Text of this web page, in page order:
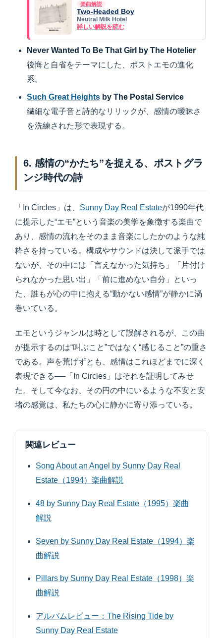
楽曲解説
Two-Headed Boy
Neutral Milk Hotel
詳しい解説を読む
Never Wanted To Be That Girl by The Hotelier
後悔と自省をテーマにした、ポストエモの進化
系。
Such Great Heights by The Postal Service
繊細な電子音と詩的なリリックが、感情の曖昧さ
を洗練された形で表現する。
6. 感情の“かたち”を捉える、ポストグラ
ンジ時代の詩
「In Circles」は、 Sunny Day Real Estateが1990年代
に提示した“エモ”という音楽の美学を象徴する楽曲で
あり、感情の流れをそのまま音楽にしたかのような純
粋さを持っている。構成やサウンドは決して派手では
ないが、その中には「言えなかった気持ち」「片付け
られなかった思い出」「前に進めない自分」といっ
た、誰もが心の中に抱える“動かない感情”が静かに渦
巻いている。
エモというジャンルは時として誤解されるが、この曲
が提示するのは“叫ぶこと”ではなく“感じること”の重さ
である。声を荒げずとも、感情はこれほどまでに深く
表現できる──「In Circles」はそれを証明してみせ
た。そして今なお、その円の中にいるような不安と安
堵の感覚は、私たちの心に静かに寄り添っている。
関連レビュー
Song About an Angel by Sunny Day Real
Estate（1994）楽曲解説
48 by Sunny Day Real Estate（1995）楽曲
解説
Seven by Sunny Day Real Estate（1994）楽
曲解説
Pillars by Sunny Day Real Estate（1998）楽
曲解説
アルバムレビュー：The Rising Tide by
Sunny Day Real Estate